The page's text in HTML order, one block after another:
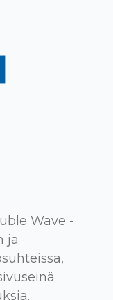
Wave -
ja